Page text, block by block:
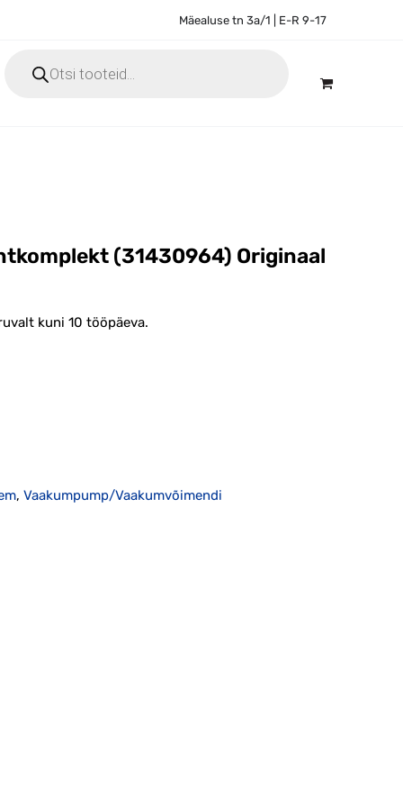
Mäealuse tn 3a/1 | E-R 9-17
search
(31430964) Originaal
kuni 10 tööpäeva.
, Vaakumpump/Vaakumvõimendi